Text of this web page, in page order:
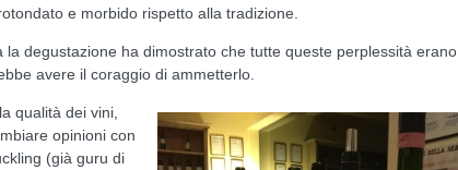
e morbido rispetto alla tradizione.
degustazione ha dimostrato che tutte queste perplessità erano
avere il coraggio di ammetterlo.
qualità dei vini,
opinioni con
(già guru di